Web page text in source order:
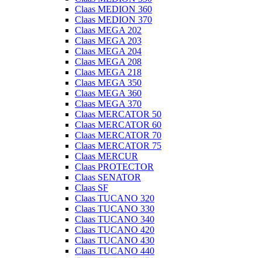
Claas MEDION 360
Claas MEDION 370
Claas MEGA 202
Claas MEGA 203
Claas MEGA 204
Claas MEGA 208
Claas MEGA 218
Claas MEGA 350
Claas MEGA 360
Claas MEGA 370
Claas MERCATOR 50
Claas MERCATOR 60
Claas MERCATOR 70
Claas MERCATOR 75
Claas MERCUR
Claas PROTECTOR
Claas SENATOR
Claas SF
Claas TUCANO 320
Claas TUCANO 330
Claas TUCANO 340
Claas TUCANO 420
Claas TUCANO 430
Claas TUCANO 440